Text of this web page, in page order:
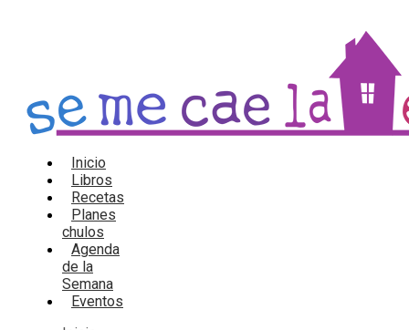
Inicio
Libros
Recetas
Planes
chulos
Agenda
de la
Semana
Eventos